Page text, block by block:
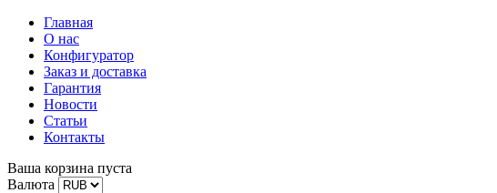
Главная
О нас
Конфигуратор
Заказ и доставка
Гарантия
Новости
Статьи
Контакты
Ваша корзина пуста
Валюта